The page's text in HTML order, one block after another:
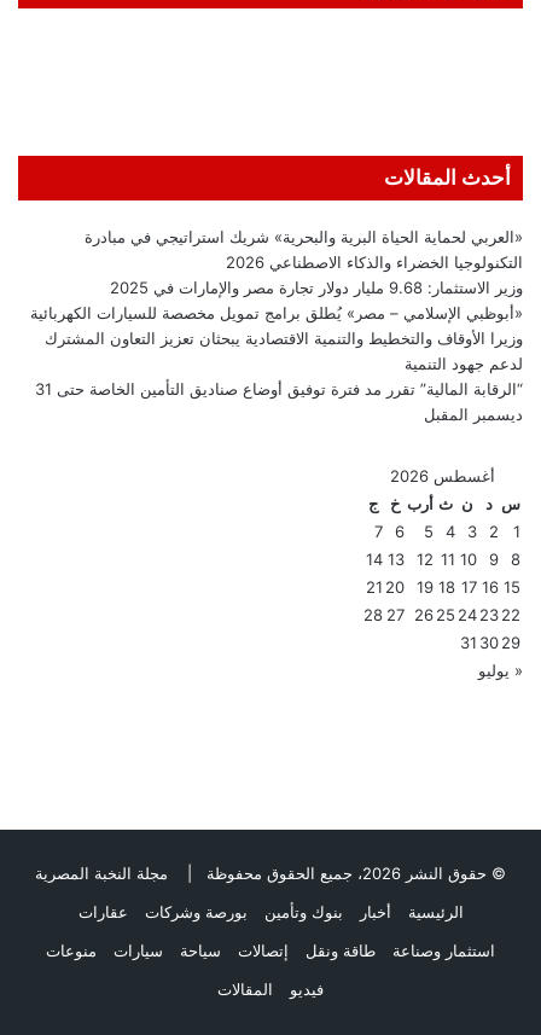
أحدث المقالات
«العربي لحماية الحياة البرية والبحرية» شريك استراتيجي في مبادرة
التكنولوجيا الخضراء والذكاء الاصطناعي 2026
وزير الاستثمار: 9.68 مليار دولار تجارة مصر والإمارات في 2025
«أبوظبي الإسلامي – مصر» يُطلق برامج تمويل مخصصة للسيارات الكهربائية
وزيرا الأوقاف والتخطيط والتنمية الاقتصادية يبحثان تعزيز التعاون المشترك
لدعم جهود التنمية
“الرقابة المالية” تقرر مد فترة توفيق أوضاع صناديق التأمين الخاصة حتى 31
ديسمبر المقبل
أغسطس 2026
س د ن ث أرب خ
ج
1
2
3
4
5
6
7
8
9
10
11
12
13
14
15
16
17
18
19
20
21
22
23
24
25
26
27
28
29
30
31
« يوليو
© حقوق النشر 2026، جميع الحقوق محفوظة |
مجلة النخبة المصرية
الرئيسية
أخبار بنوك وتأمين بورصة وشركات
عقارات
استثمار وصناعة
طاقة ونقل إتصالات سياحة سيارات
منوعات
فيديو
المقالات